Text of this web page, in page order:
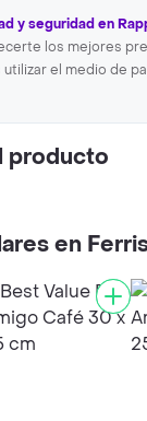
y seguridad en
los mejores
el medio de
producto
en